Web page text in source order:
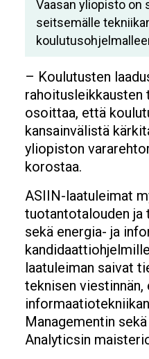
Vaasan yliopisto on
seitsemälle
– Koulutusten
rahoitusleikkausten
osoittaa, että
kansainvälistä
yliopiston
korostaa.
ASIIN-laatuleimat
tuotantotalouden
sekä energia- ja
laatuleiman saivat
teknisen viestinnän,
Managementin
Analyticsin